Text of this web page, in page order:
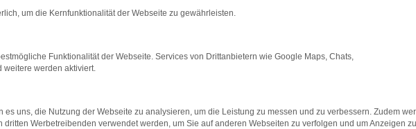
bestimmter Seiten verhindern. Funktioniert die Seite in einem anderen
beheben.
auf dem neuesten Stand sind.
kann auch dazu führen, dass bestimmte Funktionen nicht mehr unterstützt
um die Kernfunktionalität der Webseite zu gewährleisten.
Funktionalität der Webseite. Services von Drittanbietern wie Google Maps, Chats,
weitere werden aktiviert.
es uns, die Nutzung der Webseite zu analysieren, um die Leistung zu messen und zu verbessern. Zudem
dritten Werbetreibenden verwendet werden, um Sie auf anderen Webseiten zu verfolgen und um Anzeigen